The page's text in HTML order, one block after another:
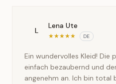
L
Lena Ute
★★★★★ DE
Ein wundervolles Kleid! Die
einfach bezaubernd und
angenehm an. Ich bin total